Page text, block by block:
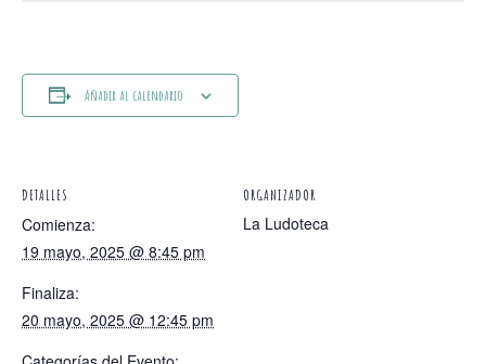
Añadir al calendario
DETALLES
Comienza:
19 mayo, 2025 @ 8:45 pm
Finaliza:
20 mayo, 2025 @ 12:45 pm
ORGANIZADOR
La Ludoteca